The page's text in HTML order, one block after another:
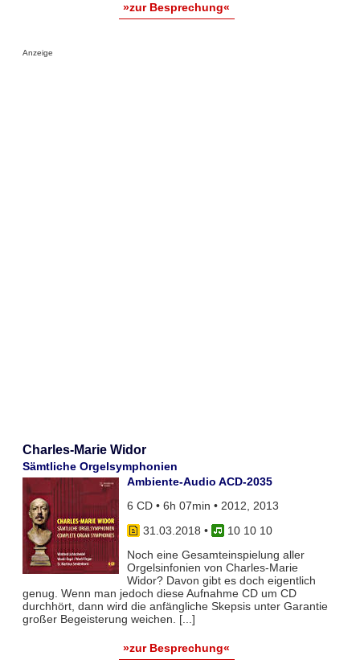
»zur Besprechung«
Anzeige
Charles-Marie Widor
Sämtliche Orgelsymphonien
Ambiente-Audio ACD-2035
6 CD • 6h 07min • 2012, 2013
31.03.2018 •
10 10 10
Noch eine Gesamteinspielung aller
Orgelsinfonien von Charles-Marie
Widor? Davon gibt es doch eigentlich
genug. Wenn man jedoch diese Aufnahme CD um CD
durchhört, dann wird die anfängliche Skepsis unter Garantie
großer Begeisterung weichen. [...]
»zur Besprechung«